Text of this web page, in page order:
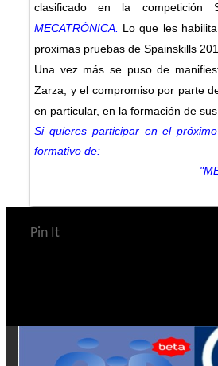
clasificado en la
MECATRÓNICA. Lo que les
proximas pruebas de Spainskills
Una vez más se puso de
Zarza, y el compromiso por parte
en particular, en la formación de
Si quieres participar en el
formativo de:
Pin It